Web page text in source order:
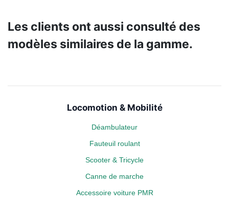
Les clients ont aussi consulté des
modèles similaires de la gamme.
Locomotion & Mobilité
Déambulateur
Fauteuil roulant
Scooter & Tricycle
Canne de marche
Accessoire voiture PMR